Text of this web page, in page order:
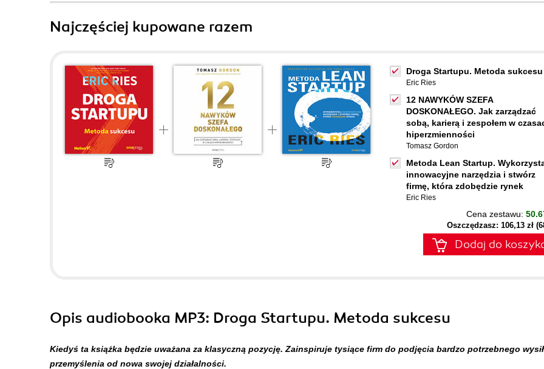
Najczęściej kupowane razem
Droga Startupu. Metoda sukcesu
Eric Ries
12 NAWYKÓW SZEFA
DOSKONAŁEGO. Jak zarządzać
sobą, karierą i zespołem w
hiperzmienności
Tomasz Gordon
Metoda Lean Startup.
innowacyjne narzędzia i stwórz
firmę, która zdobędzie rynek
Eric Ries
Cena zestawu:
Oszczędzasz: 106,13 zł
Dodaj do
Opis audiobooka MP3: Droga Startupu. Metoda sukcesu
Kiedyś ta książka będzie uważana za klasyczną pozycję. Zainspiruje tysiące firm do podjęcia bardzo potrzebnego
przemyślenia od nowa swojej działalności.